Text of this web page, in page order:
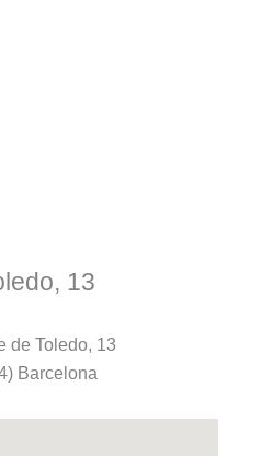
13
de Toledo, 13
Barcelona